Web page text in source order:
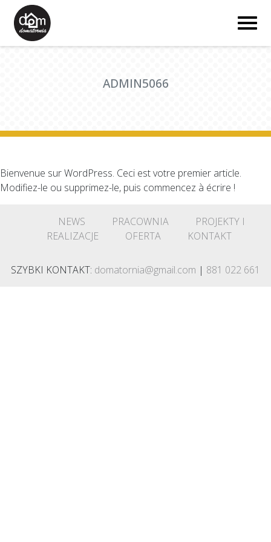
ADMIN5066
Bienvenue sur WordPress. Ceci est votre premier article.
Modifiez-le ou supprimez-le, puis commencez à écrire !
NEWS PRACOWNIA
PROJEKTY I
REALIZACJE
OFERTA KONTAKT
SZYBKI KONTAKT: domatornia@gmail.com | 881 022 661